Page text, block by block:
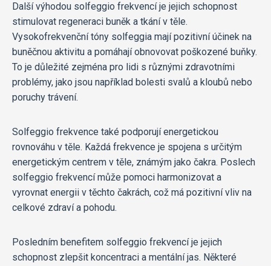
Další výhodou solfeggio frekvencí je jejich schopnost
stimulovat regeneraci buněk a tkání v těle.
Vysokofrekvenční tóny solfeggia mají pozitivní účinek na
buněčnou aktivitu a pomáhají obnovovat poškozené buňky.
To je důležité zejména pro lidi s různými zdravotními
problémy, jako jsou například bolesti svalů a kloubů nebo
poruchy trávení.
Solfeggio frekvence také podporují energetickou
rovnováhu v těle. Každá frekvence je spojena s určitým
energetickým centrem v těle, známým jako čakra. Poslech
solfeggio frekvencí může pomoci harmonizovat a
vyrovnat energii v těchto čakrách, což má pozitivní vliv na
celkové zdraví a pohodu.
Posledním benefitem solfeggio frekvencí je jejich
schopnost zlepšit koncentraci a mentální jas. Některé